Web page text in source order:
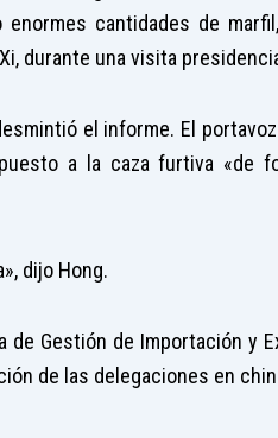
cantidades de
durante una visita
el informe. El
a la caza furtiva «de
dijo Hong.
de Gestión de Importación y
de las delegaciones en